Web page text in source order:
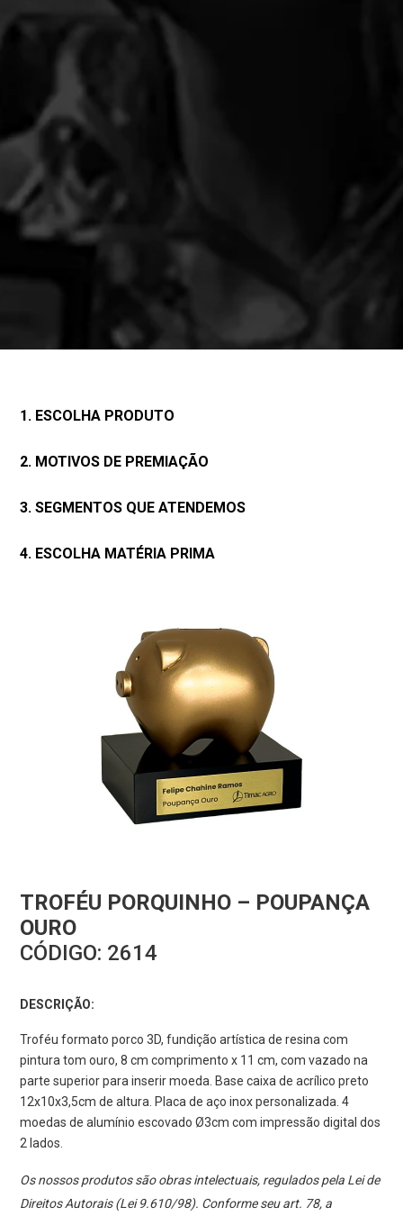
1. ESCOLHA PRODUTO
2. MOTIVOS DE PREMIAÇÃO
3. SEGMENTOS QUE ATENDEMOS
4. ESCOLHA MATÉRIA PRIMA
TROFÉU PORQUINHO – POUPANÇA
OURO
CÓDIGO: 2614
DESCRIÇÃO:
Troféu formato porco 3D, fundição artística de resina com
pintura tom ouro, 8 cm comprimento x 11 cm, com vazado na
parte superior para inserir moeda. Base caixa de acrílico preto
12x10x3,5cm de altura. Placa de aço inox personalizada. 4
moedas de alumínio escovado Ø3cm com impressão digital dos
2 lados.
Os nossos produtos são obras intelectuais, regulados pela Lei de
Direitos Autorais (Lei 9.610/98). Conforme seu art. 78, a